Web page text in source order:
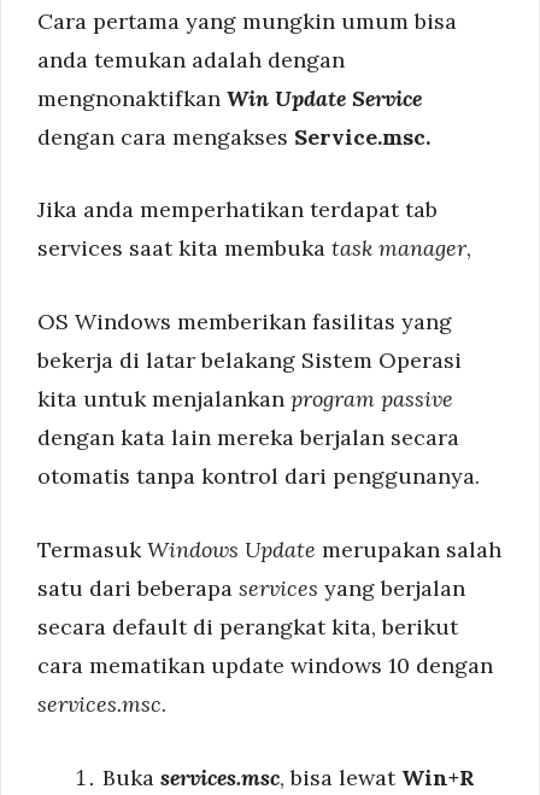
Cara pertama yang mungkin umum bisa
anda temukan adalah dengan
mengnonaktifkan Win Update Service
dengan cara mengakses Service.msc.
Jika anda memperhatikan terdapat tab
services saat kita membuka task manager,
OS Windows memberikan fasilitas yang
bekerja di latar belakang Sistem Operasi
kita untuk menjalankan program passive
dengan kata lain mereka berjalan secara
otomatis tanpa kontrol dari penggunanya.
TermasukWindows Update merupakan salah
satu dari beberapa services yang berjalan
secara default di perangkat kita, berikut
cara mematikan update windows 10 dengan
services.msc.
Buka services.msc, bisa lewat Win+R